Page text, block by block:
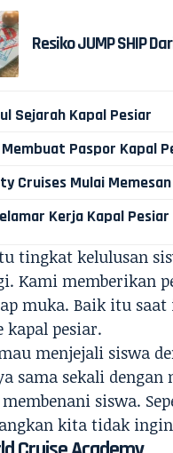
Resiko JUMP SHIP
Sejarah Kapal Pesiar
Paspor Kapal
Cruises Mulai
Kerja Kapal Pesiar
tingkat kelulusan
Kami memberikan
muka. Baik itu
kapal pesiar.
menjejali siswa
sama sekali
siswa.
kita tidak